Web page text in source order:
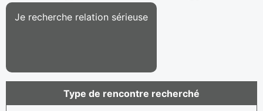
Je recherche relation sérieuse
Type de rencontre recherché